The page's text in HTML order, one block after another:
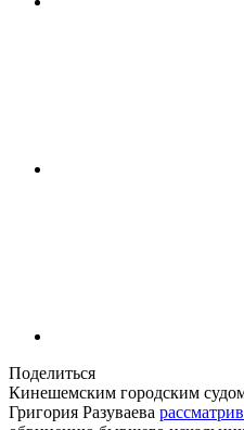
Поделиться
Кинешемским городским
Григория Разуваева